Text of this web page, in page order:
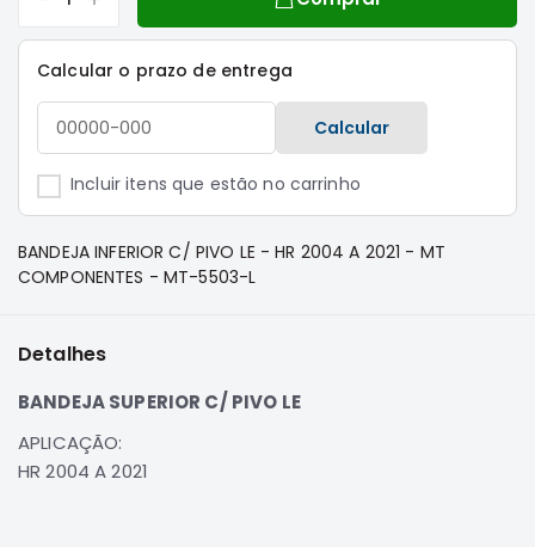
Transmissão
Elétrica
L200
Triton
Motor
Suspensão
Filtros
Calcular o prazo de entrega
Calcular
Incluir itens que estão no carrinho
BANDEJA INFERIOR C/ PIVO LE - HR 2004 A 2021 - MT
COMPONENTES - MT-5503-L
Detalhes
BANDEJA SUPERIOR C/ PIVO LE
APLICAÇÃO:
HR 2004 A 2021